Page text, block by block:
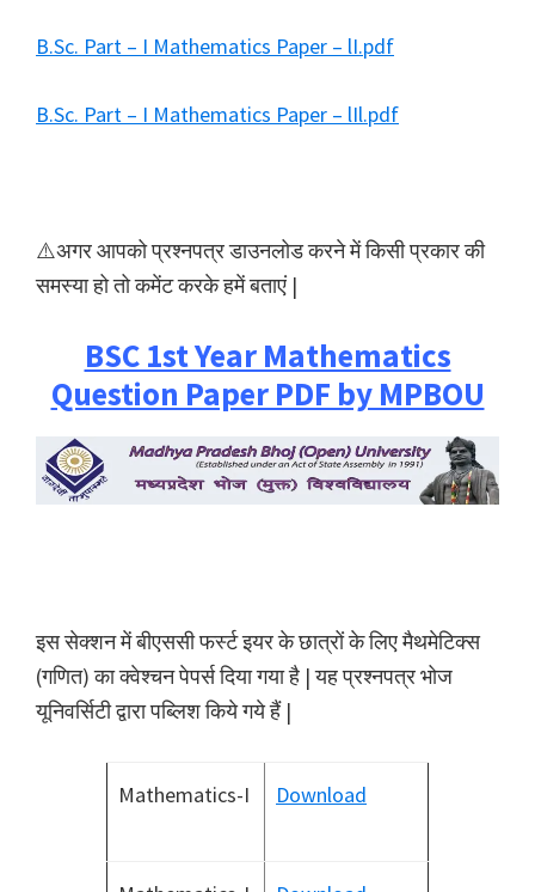
B.Sc. Part – I Mathematics Paper – lI.pdf
B.Sc. Part – I Mathematics Paper – lIl.pdf
⚠️अगर आपको प्रश्नपत्र डाउनलोड करने में किसी प्रकार की
समस्या हो तो कमेंट करके हमें बताएं |
BSC 1st Year Mathematics
Question Paper PDF by MPBOU
इस सेक्शन में बीएससी फर्स्ट इयर के छात्रों के लिए मैथमेटिक्स
(गणित) का क्वेश्चन पेपर्स दिया गया है | यह प्रश्नपत्र भोज
यूनिवर्सिटी द्वारा पब्लिश किये गये हैं |
Mathematics-I Download